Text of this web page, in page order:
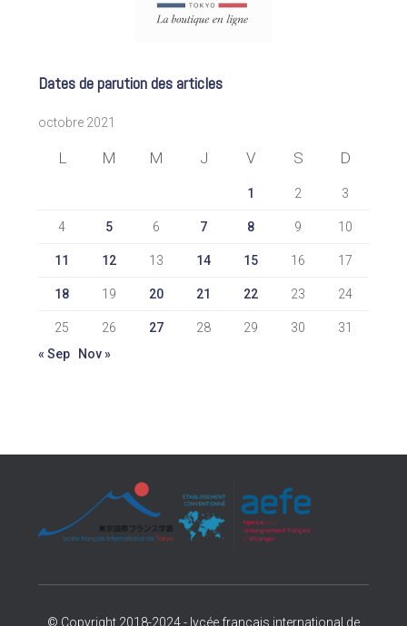
Dates de parution des articles
octobre 2021
L M M J V S D
1 2 3
4 5 6 7 8 9 10
11 12 13 14 15 16 17
18 19 20 21 22 23 24
25 26 27 28 29 30
31
« Sep
Nov »
© Copyright 2018-2024 - lycée français international de